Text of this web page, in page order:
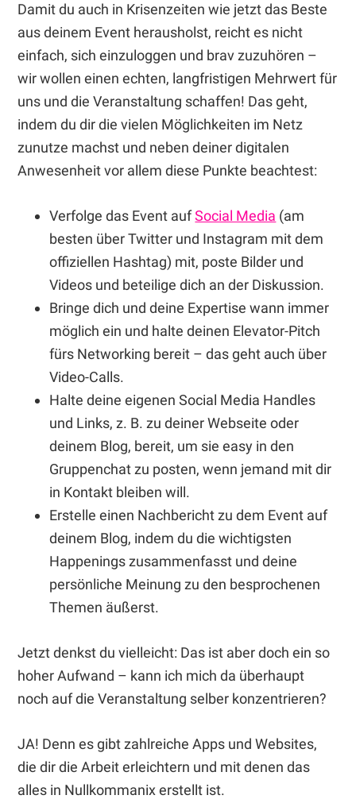
Damit du auch in Krisenzeiten wie jetzt das Beste
aus deinem Event herausholst, reicht es nicht
einfach, sich einzuloggen und brav zuzuhören –
wir wollen einen echten, langfristigen Mehrwert für
uns und die Veranstaltung schaffen! Das geht,
indem du dir die vielen Möglichkeiten im Netz
zunutze machst und neben deiner digitalen
Anwesenheit vor allem diese Punkte beachtest:
Verfolge das Event aufSocial Media (am
besten über Twitter und Instagram mit dem
offiziellen Hashtag) mit, poste Bilder und
Videos und beteilige dich an der Diskussion.
Bringe dich und deine Expertise wann immer
möglich ein und halte deinen Elevator-Pitch
fürs Networking bereit – das geht auch über
Video-Calls.
Halte deine eigenen Social Media Handles
und Links, z. B. zu deiner Webseite oder
deinem Blog, bereit, um sie easy in den
Gruppenchat zu posten, wenn jemand mit dir
in Kontakt bleiben will.
Erstelle einen Nachbericht zu dem Event auf
deinem Blog, indem du die wichtigsten
Happenings zusammenfasst und deine
persönliche Meinung zu den besprochenen
Themen äußerst.
Jetzt denkst du vielleicht: Das ist aber doch ein so
hoher Aufwand – kann ich mich da überhaupt
noch auf die Veranstaltung selber konzentrieren?
JA! Denn es gibt zahlreiche Apps und Websites,
die dir die Arbeit erleichtern und mit denen das
alles in Nullkommanix erstellt ist.